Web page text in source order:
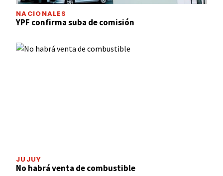
NACIONALES
YPF confirma suba de comisión
JUJUY
No habrá venta de combustible